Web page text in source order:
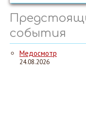
события
Медосмотр
24.08.2026